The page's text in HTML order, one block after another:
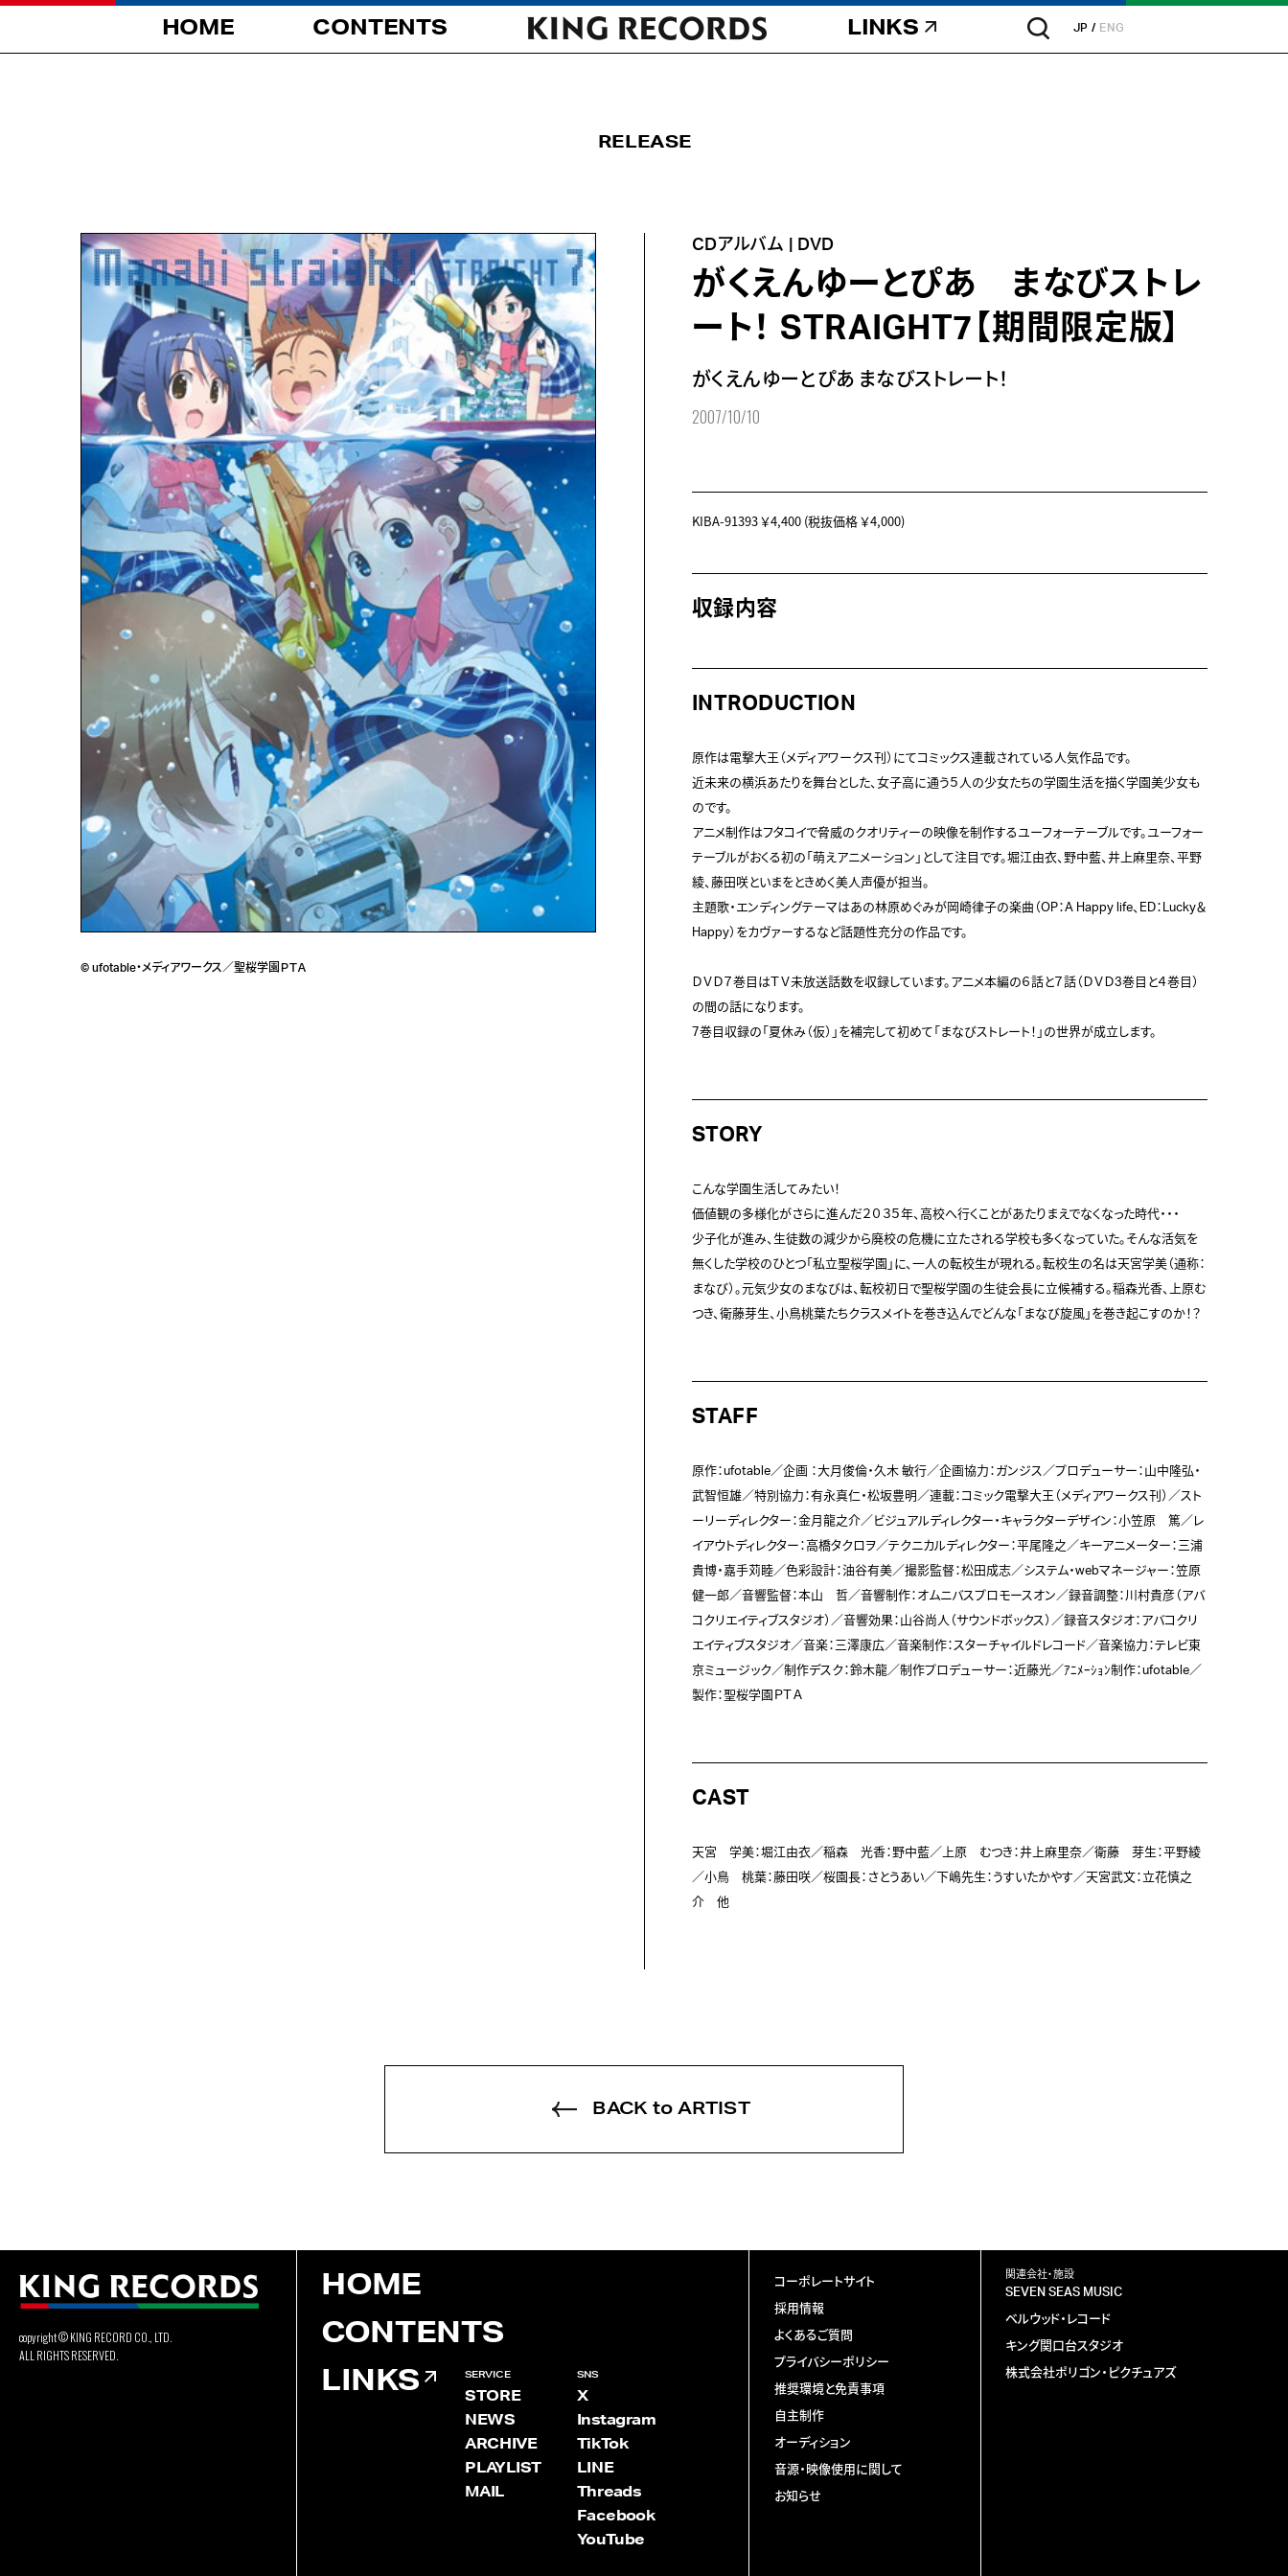
HOME CONTENTS LINKS JP ENG
RELEASE
© ufotable・メディアワークス／聖桜学園ＰＴＡ
CDアルバム | DVD
がくえんゆーとぴあ まなびストレ
ート！ STRAIGHT7【期間限定版】
がくえんゆーとぴあ まなびストレート！
2007/10/10
KIBA-91393￥4,400 (税抜価格 ￥4,000)
収録内容
INTRODUCTION
原作は電撃大王（メディアワークス刊）にてコミックス連載されている人気作品です。
近未来の横浜あたりを舞台とした、女子高に通う５人の少女たちの学園生活を描く学園美少女も
のです。
アニメ制作はフタコイで脅威のクオリティーの映像を制作するユーフォーテーブルです。ユーフォー
テーブルがおくる初の「萌えアニメーション」として注目です。堀江由衣、野中藍、井上麻里奈、平野
綾、藤田咲といまをときめく美人声優が担当。
主題歌・エンディングテーマはあの林原めぐみが岡崎律子の楽曲（OP：A Happy life、ED：Lucky＆
Happy）をカヴァーするなど話題性充分の作品です。
ＤＶＤ７巻目はＴＶ未放送話数を収録しています。アニメ本編の６話と７話（ＤＶＤ3巻目と４巻目）
の間の話になります。
7巻目収録の「夏休み（仮）」を補完して初めて「まなびストレート！」の世界が成立します。
STORY
こんな学園生活してみたい！
価値観の多様化がさらに進んだ２０３５年、高校へ行くことがあたりまえでなくなった時代・・・
少子化が進み、生徒数の減少から廃校の危機に立たされる学校も多くなっていた。そんな活気を
無くした学校のひとつ「私立聖桜学園」に、一人の転校生が現れる。転校生の名は天宮学美（通称：
まなび）。元気少女のまなびは、転校初日で聖桜学園の生徒会長に立候補する。稲森光香、上原む
つき、衛藤芽生、小鳥桃葉たちクラスメイトを巻き込んでどんな「まなび旋風」を巻き起こすのか！？
STAFF
原作：ufotable／企画 ：大月俊倫・久木 敏行／企画協力：ガンジス／プロデューサー：山中隆弘・
武智恒雄／特別協力：有永真仁・松坂豊明／連載：コミック電撃大王（メディアワークス刊）／スト
ーリーディレクター：金月龍之介／ビジュアルディレクター・キャラクターデザイン：小笠原　篤／レ
イアウトディレクター：高橋タクロヲ／テクニカルディレクター：平尾隆之／キーアニメーター：三浦
貴博・嘉手苅睦／色彩設計：油谷有美／撮影監督：松田成志／システム・webマネージャー：笠原
健一郎／音響監督：本山　哲／音響制作：オムニバスプロモースオン／録音調整：川村貴彦（アバ
コクリエイティブスタジオ）／音響効果：山谷尚人（サウンドボックス）／録音スタジオ：アバコクリ
エイティブスタジオ／音楽：三澤康広／音楽制作：スターチャイルドレコード／音楽協力：テレビ東
京ミュージック／制作デスク：鈴木龍／制作プロデューサー：近藤光／ｱﾆﾒｰｼｮﾝ制作：ufotable／
製作：聖桜学園ＰＴＡ
CAST
天宮　学美：堀江由衣／稲森　光香：野中藍／上原　むつき：井上麻里奈／衛藤　芽生：平野綾
／小鳥　桃葉：藤田咲／桜園長：さとうあい／下嶋先生：うすいたかやす／天宮武文：立花慎之
介　他
BACK to ARTIST
copyright © KING RECORD CO., LTD.
ALL RIGHTS RESERVED.
HOME
CONTENTS
LINKS
SERVICE
STORE
NEWS
ARCHIVE
PLAYLIST
MAIL
SNS
X
Instagram
TikTok
LINE
Threads
Facebook
YouTube
コーポレートサイト
採用情報
よくあるご質問
プライバシーポリシー
推奨環境と免責事項
自主制作
オーディション
音源・映像使用に関して
お知らせ
関連会社・施設
SEVEN SEAS MUSIC
ベルウッド・レコード
キング関口台スタジオ
株式会社ポリゴン・ピクチュアズ